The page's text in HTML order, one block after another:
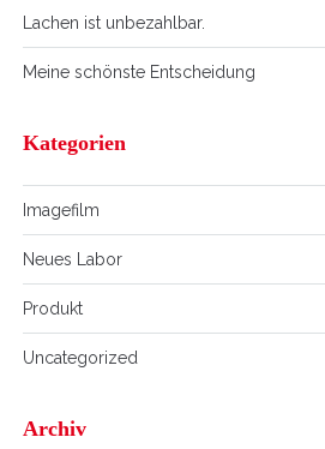
Lachen ist unbezahlbar.
Meine schönste Entscheidung
Kategorien
Imagefilm
Neues Labor
Produkt
Uncategorized
Archiv